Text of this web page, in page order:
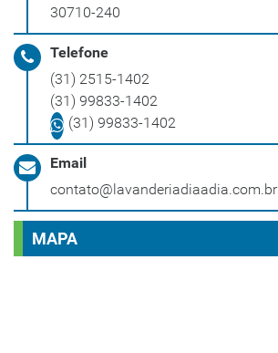
30710-240
Telefone
(31) 2515-1402
(31) 99833-1402
(31) 99833-1402
Email
contato@lavanderiadiaadia.com.br
MAPA